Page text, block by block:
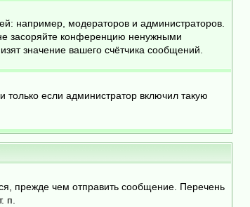
например, модераторов и администраторов.
засоряйте конференцию ненужными
значение вашего счётчика сообщений.
если администратор включил такую
прежде чем отправить сообщение. Перечень
п.